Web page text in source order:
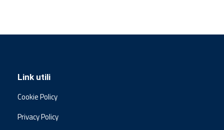
Link utili
Cookie Policy
Privacy Policy